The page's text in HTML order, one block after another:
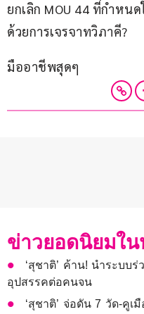
ยกเลิก MOU 44 ที่กำห
ด้วยการเจรจาทวิภาคี?
มืออาชีพสุดๆ
ข่าวยอดนิยมใ
‘สุชาติ’ ค้าน! นำระบบร่
อุปสรรคต่อคนจน
‘สุชาติ’ จ่อดัน 7 วัด-คูเ